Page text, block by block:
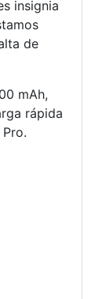
insignia
de
mAh,
rápida